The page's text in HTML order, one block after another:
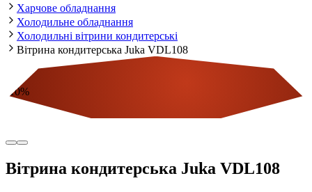
Харчове обладнання
Холодильне обладнання
Холодильні вітрини кондитерські
Вітрина кондитерська Juka VDL108
10%
Вітрина кондитерська Juka VDL108